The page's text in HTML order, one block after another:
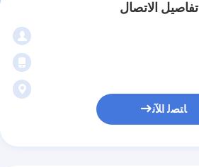
تفاصيل الاتصال
ﺎﺘﺼﻟ ﺍﻶﻧ